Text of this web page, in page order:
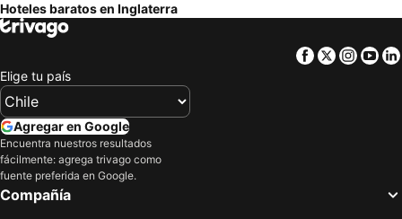
Travelodge London Kings Cross Royal Scot
The Queens Hotel
Britannia Hotel Manchester
Apex City of Bath Hotel
Travelodge London Wembley
Crowne Plaza London Docklands By Ihg
Bridge Park Hotel
The Grand, York
Hoteles baratos en Inglaterra
Facebook
Twitter
Elige tu país
Agregar en Google
Encuentra nuestros resultados
fácilmente: agrega trivago como
fuente preferida en Google.
Compañía